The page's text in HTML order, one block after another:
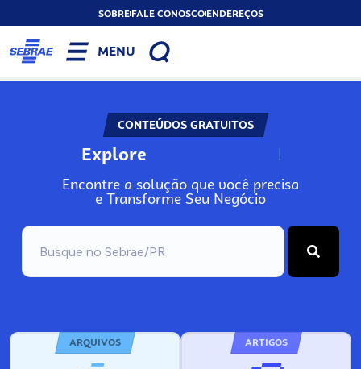
SOBREFALE CONOSCOENDEREÇOS
MENU
CONTEÚDOS GRATUITOS
Explore N
Encontre a solução que você precisa
e Transforme Seu Negócio
ARQUIVOS ARTIGOS